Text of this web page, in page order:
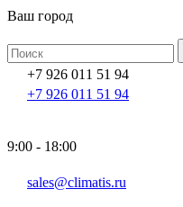
Ваш город
+7 926 011 51 94
+7 926 011 51 94
9:00 - 18:00
sales@climatis.ru